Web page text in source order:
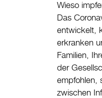
Wieso
Das
entwickelt,
erkranken
Familien,
der
empfohlen,
zwischen